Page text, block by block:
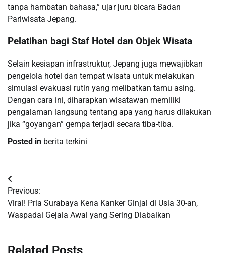
tanpa hambatan bahasa,” ujar juru bicara Badan
Pariwisata Jepang.
Pelatihan bagi Staf Hotel dan Objek Wisata
Selain kesiapan infrastruktur, Jepang juga mewajibkan
pengelola hotel dan tempat wisata untuk melakukan
simulasi evakuasi rutin yang melibatkan tamu asing.
Dengan cara ini, diharapkan wisatawan memiliki
pengalaman langsung tentang apa yang harus dilakukan
jika “goyangan” gempa terjadi secara tiba-tiba.
Posted in berita terkini
Post
navigation
Previous:
Viral! Pria Surabaya Kena Kanker Ginjal di Usia 30-an,
Waspadai Gejala Awal yang Sering Diabaikan